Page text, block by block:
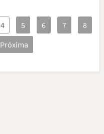
4 5 6 7
8
Próxima